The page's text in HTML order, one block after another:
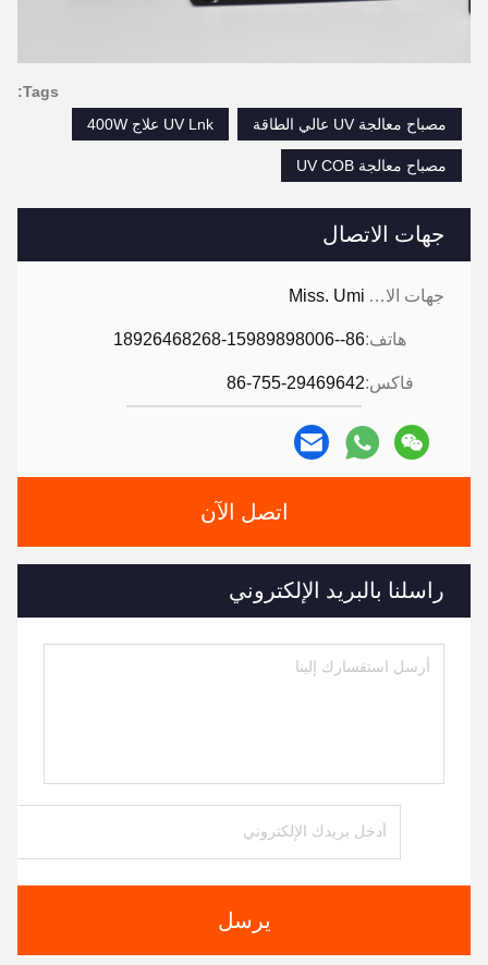
جهات الاتصال
جهات الاتصال: Miss. Umi
هاتف:86--18926468268-15989898006
فاكس:86-755-29469642
اتصل الآن
راسلنا بالبريد الإلكتروني
يرسل
Tags:
مصباح معالجة UV عالي الطاقة
UV Lnk علاج 400W
مصباح معالجة UV COB